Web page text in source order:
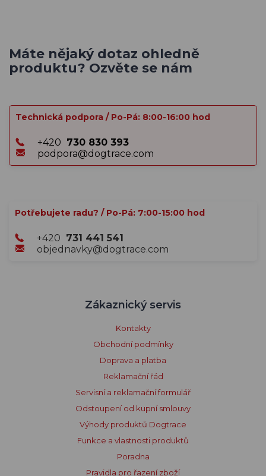
Máte nějaký dotaz ohledně
produktu? Ozvěte se nám
Technická podpora / Po-Pá: 8:00-16:00 hod
+420 730 830 393
podpora@dogtrace.com
Potřebujete radu? / Po-Pá: 7:00-15:00 hod
+420 731 441 541
objednavky@dogtrace.com
Zákaznický servis
Kontakty
Obchodní podmínky
Doprava a platba
Reklamační řád
Servisní a reklamační formulář
Odstoupení od kupní smlouvy
Výhody produktů Dogtrace
Funkce a vlastnosti produktů
Poradna
Pravidla pro řazení zboží